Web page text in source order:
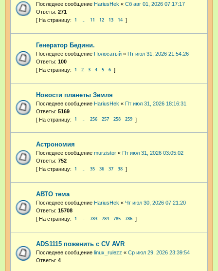
Последнее сообщение HariusHek « Сб авг 01, 2026 07:17:17
Ответы: 271
1 … 11 12 13 14
Генератор Бедини.
Последнее сообщение Полосатый « Пт июл 31, 2026 21:54:26
Ответы: 100
1 2 3 4 5 6
Новости планеты Земля
Последнее сообщение HariusHek « Пт июл 31, 2026 18:16:31
Ответы: 5169
1 256 257 258 259
Астрономия
Последнее сообщение murzistor « Пт июл 31, 2026 03:05:02
Ответы: 752
1 … 35 36 37 38
АВТО тема
Последнее сообщение HariusHek « Чт июл 30, 2026 07:21:20
Ответы: 15708
1 783 784 785 786
ADS1115 поженить с CV AVR
Последнее сообщение linux_rulezz « Ср июл 29, 2026 23:39:54
Ответы: 4